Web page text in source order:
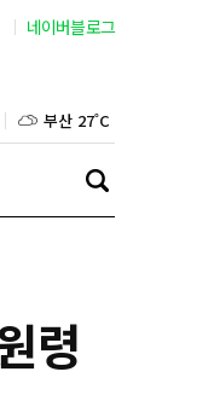
네이버블로그
대구 25˚C
인천 29˚C
울산 25˚C
령